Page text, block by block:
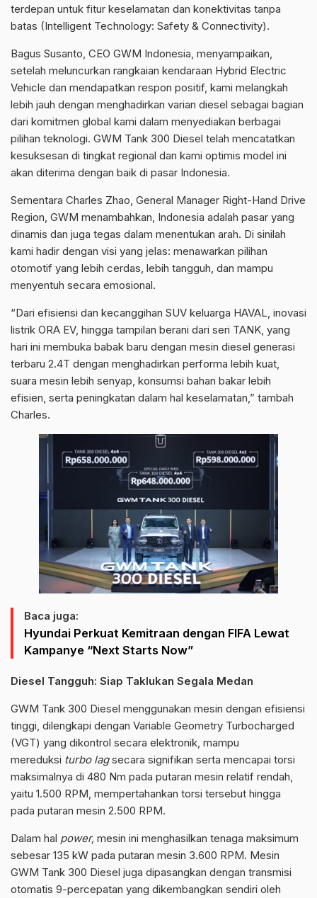
terdepan untuk fitur keselamatan dan konektivitas tanpa
batas (Intelligent Technology: Safety & Connectivity).
Bagus Susanto, CEO GWM Indonesia, menyampaikan,
setelah meluncurkan rangkaian kendaraan Hybrid Electric
Vehicle dan mendapatkan respon positif, kami melangkah
lebih jauh dengan menghadirkan varian diesel sebagai bagian
dari komitmen global kami dalam menyediakan berbagai
pilihan teknologi. GWM Tank 300 Diesel telah mencatatkan
kesuksesan di tingkat regional dan kami optimis model ini
akan diterima dengan baik di pasar Indonesia.
Sementara Charles Zhao, General Manager Right-Hand Drive
Region, GWM menambahkan, Indonesia adalah pasar yang
dinamis dan juga tegas dalam menentukan arah. Di sinilah
kami hadir dengan visi yang jelas: menawarkan pilihan
otomotif yang lebih cerdas, lebih tangguh, dan mampu
menyentuh secara emosional.
“Dari efisiensi dan kecanggihan SUV keluarga HAVAL, inovasi
listrik ORA EV, hingga tampilan berani dari seri TANK, yang
hari ini membuka babak baru dengan mesin diesel generasi
terbaru 2.4T dengan menghadirkan performa lebih kuat,
suara mesin lebih senyap, konsumsi bahan bakar lebih
efisien, serta peningkatan dalam hal keselamatan,” tambah
Charles.
Baca juga:
Hyundai Perkuat Kemitraan dengan FIFA Lewat
Kampanye “Next Starts Now”
Diesel Tangguh: Siap Taklukan Segala Medan
GWM Tank 300 Diesel menggunakan mesin dengan efisiensi
tinggi, dilengkapi dengan Variable Geometry Turbocharged
(VGT) yang dikontrol secara elektronik, mampu
mereduksi turbo lagsecara signifikan serta mencapai torsi
maksimalnya di 480 Nm pada putaran mesin relatif rendah,
yaitu 1.500 RPM, mempertahankan torsi tersebut hingga
pada putaran mesin 2.500 RPM.
Dalam hal power, mesin ini menghasilkan tenaga maksimum
sebesar 135 kW pada putaran mesin 3.600 RPM. Mesin
GWM Tank 300 Diesel juga dipasangkan dengan transmisi
otomatis 9-percepatan yang dikembangkan sendiri oleh